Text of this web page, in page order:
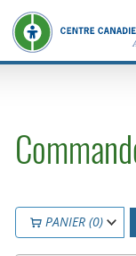
PANIER (0)